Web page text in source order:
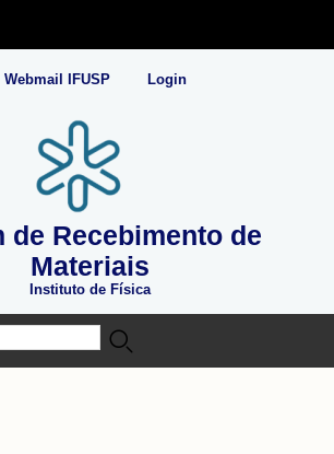
Webmail IFUSP Login
de Recebimento de
Materiais
Instituto de Física
de busca